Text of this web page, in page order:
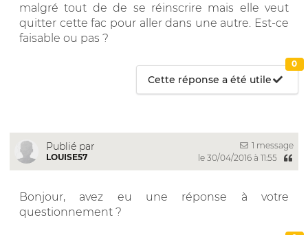
malgré tout de de se réinscrire mais elle veut
quitter cette fac pour aller dans une autre. Est-ce
faisable ou pas ?
Cette réponse a été utile
0
Publié par
LOUISE57
1 message
le 30/04/2016 à 11:55
Bonjour, avez eu une réponse à votre
questionnement ?